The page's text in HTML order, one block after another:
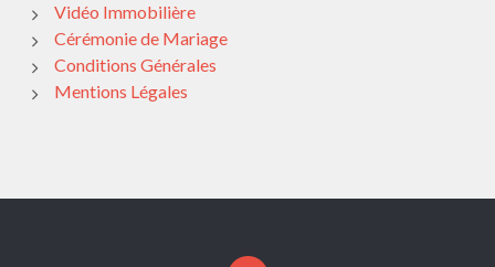
Vidéo Immobilière
Cérémonie de Mariage
Conditions Générales
Mentions Légales